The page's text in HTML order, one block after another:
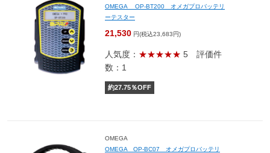
OMEGA OP-BT200 オメガプロバッテリ
ーテスター
21,530 円(税込23,683円)
人気度： ★★★★★ 5 評価件
数：1
約27.75％OFF
OMEGA
OMEGA OP-BC07 オメガプロバッテリ